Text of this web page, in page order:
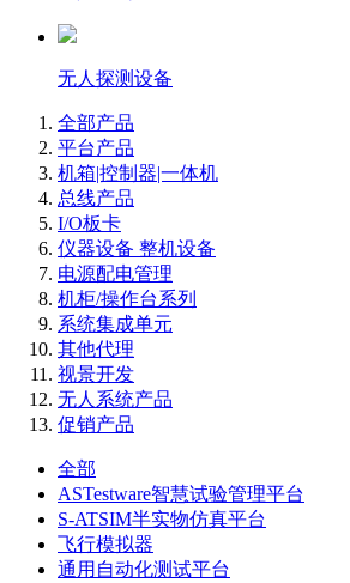
无人探测设备
全部产品
平台产品
机箱|控制器|一体机
总线产品
I/O板卡
仪器设备 整机设备
电源配电管理
机柜/操作台系列
系统集成单元
其他代理
视景开发
无人系统产品
促销产品
全部
ASTestware智慧试验管理平台
S-ATSIM半实物仿真平台
飞行模拟器
通用自动化测试平台